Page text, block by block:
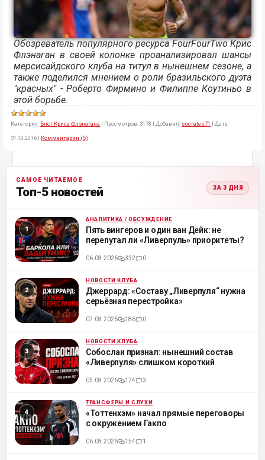
Обозреватель популярного ресурса FourFourTwo Крис
Флэнаган в своей колонке проанализировал шансы
мерсисайдского клуба на титул в нынешнем сезоне, а
также поделился мнением о роли бразильского дуэта
"красных" - Роберто Фирмино и Филиппе Коутиньо в
этой борьбе.
Категория: Блог Криса Флэнагана | Просмотров: 3178 | Добавил: socrates71 | Дата:
31.10.2016 | Комментарии (5)
САМОЕ ЧИТАЕМОЕ
Топ-5 новостей ЗА 3 ДНЯ
ML АНАЛИТИКА / ОБСУЖДЕНИЕ
Пять вингеров и один ван Дейк: не
перепутал ли «Ливерпуль» приоритеты?
06.08.2026 332 0
ML НОВОСТИ КЛУБА
Джеррард: «Составу „Ливерпуля“ нужна
серьёзная перестройка»
07.08.2026 186 0
ML НОВОСТИ КЛУБА
Собослаи признал: нынешний состав
«Ливерпуля» слишком короткий
05.08.2026 174 3
ML ТРАНСФЕРЫ И СЛУХИ
«Тоттенхэм» начал прямые переговоры
с окружением Гакпо
06.08.2026 154 1